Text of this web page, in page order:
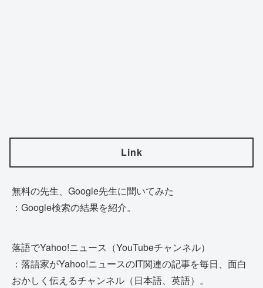
Link
無料の先生、Google先生に聞いてみた
：Google検索の結果を紹介。
落語でYahoo!ニュース（YouTubeチャンネル）
：落語家がYahoo!ニュースのIT関連の記事を毎日、面白
おかしく伝えるチャンネル（日本語、英語）。